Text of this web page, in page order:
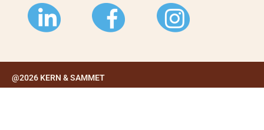
@2026 KERN & SAMMET